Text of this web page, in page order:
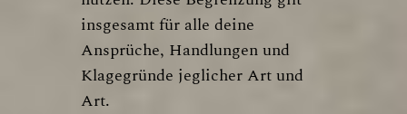
insgesamt für alle deine
Ansprüche, Handlungen und
Klagegründe jeglicher Art und
Art.